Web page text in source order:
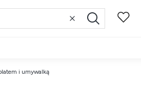
WyczyśćSzukaj
i umywalką